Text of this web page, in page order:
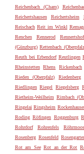
Reichenbach (Cham)
Reichertshausen
Reichertsheim
Reischach Reit im Winkl
Renchen
Rennerod
(Günzburg) Rettenbach
Reuth bei Erbendorf Reutlingen
Rheinstetten
Rhens Rickenbach
Rieden (Oberpfalz)
Riedenberg
Riedlingen Riegel Riegelsberg
Rietheim-Weilheim Rimbach
Ringelai Ringsheim
Roding Röfingen Roggenburg
Rohrdorf
Rohrenfels Röhrmoos
Rosenberg Rosenfeld
Rot am See Rot an der Rot